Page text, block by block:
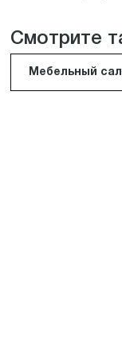
Смотрите
Мебельный